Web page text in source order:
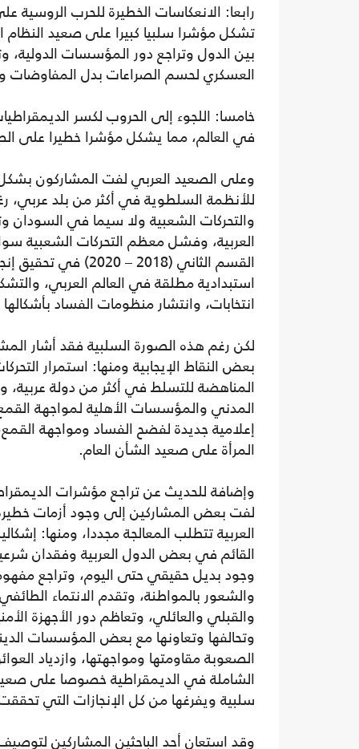
رابعا: الانعكاسات الخطيرة للحرب الروسية
تشكل مؤشرا سلبيا كبيرا على صعيد النظام
بين الدول وتراجع دور المؤسسات الدولية،
العسكري لحسم الصراعات بدل المفاوضات
خامسا: اللجوء إلى الحروب لكسر
في العالم، مما يشكل مؤشرا خطيرا على
وعلى الصعيد العربي لفت المشاركون
للأنظمة السلطوية في أكثر من بلد عربي،
والتحركات الشعبية ولا سيما في
استبدادية مطلقة في العالم العربي،
انتخابات، وانتشار منظومات الفساد
لكن رغم هذه الصورة السلبية فقد أشار
بعض النقاط الإيجابية ومنها: استمرار
المناهضة للتسلط في أكثر من دولة عربية،
المدني والمؤسسات الأهلية لمواجهة
إعلامية جديدة لفضح الفساد ومواجهة
المرأة على صعيد الشأن العام.
وإضافة للحديث عن تراجع مؤشرات
لفت بعض المشاركين إلى وجود أزمات
العربية تتطلب المعالجة مجددا، ومنها:
القائم في بعض الدول العربية وفقدان
وجود بديل حقيقي حتى اليوم، وتراجع
والشعور بالمواطنة، وتقدم الانتماء
والقبلي والعائلي، وتعاظم دور الأجهزة
وتحالفها وتعاونها مع بعض المؤسسات
الصعوبة مقاومتها ومواجهتها، وازدياد
الشاملة في الديمقراطية خصوصا على
سلبية ويفرغها من كل الإنجازات التي
وقد استعان أحد الباحثين المشاركين